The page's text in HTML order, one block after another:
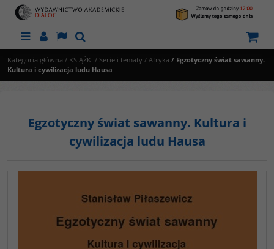
MenuPanelLangSzukaj
Kategoria główna / KSIĄŻKI / Serie i tematy / Afryka / Egzotyczny świat sawanny.
Kultura i cywilizacja ludu Hausa
Egzotyczny świat sawanny. Kultura i
cywilizacja ludu Hausa